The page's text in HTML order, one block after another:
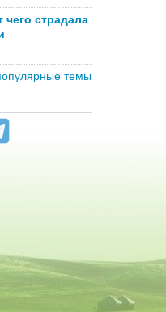
чего страдала
темы